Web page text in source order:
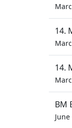
14.
14.
BM
June